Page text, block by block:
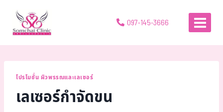
097-145-3666
โปรโมชั่น ผิวพรรณและเลเซอร์
เลเซอร์กำจัดขน